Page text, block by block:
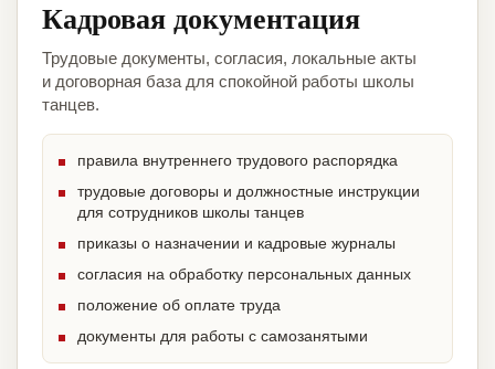
Кадровая документация
Трудовые документы, согласия, локальные акты
и договорная база для спокойной работы школы
танцев.
правила внутреннего трудового распорядка
трудовые договоры и должностные инструкции
для сотрудников школы танцев
приказы о назначении и кадровые журналы
согласия на обработку персональных данных
положение об оплате труда
документы для работы с самозанятыми